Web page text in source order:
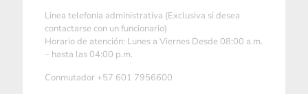
Linea telefonía administrativa (Exclusiva si desea
contactarse con un funcionario)
Horario de atención: Lunes a Viernes Desde 08:00 a.m.
– hasta las 04:00 p.m.
Conmutador +57 601 7956600